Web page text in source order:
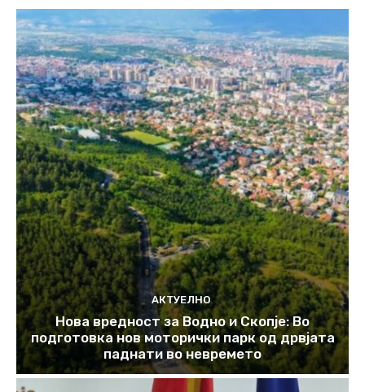
АКТУЕЛНО
Нова вредност за Водно и Скопје: Во
подготовка нов моторички парк од дрвјата
паднати во невремето